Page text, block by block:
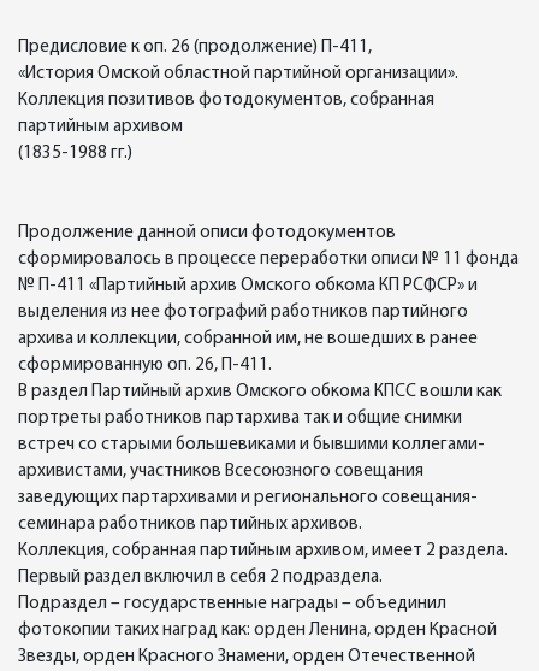
Предисловие к оп. 26 (продолжение) П-411,
«История Омской областной партийной организации».
Коллекция позитивов фотодокументов, собранная
партийным архивом
(1835-1988 гг.)
Продолжение данной описи фотодокументов
сформировалось в процессе переработки описи № 11 фонда
№ П-411 «Партийный архив Омского обкома КП РСФСР» и
выделения из нее фотографий работников партийного
архива и коллекции, собранной им, не вошедших в ранее
сформированную оп. 26, П-411.
В раздел Партийный архив Омского обкома КПСС вошли как
портреты работников партархива так и общие снимки
встреч со старыми большевиками и бывшими коллегами-
архивистами, участников Всесоюзного совещания
заведующих партархивами и регионального совещания-
семинара работников партийных архивов.
Коллекция, собранная партийным архивом, имеет 2 раздела.
Первый раздел включил в себя 2 подраздела.
Подраздел – государственные награды – объединил
фотокопии таких наград как: орден Ленина, орден Красной
Звезды, орден Красного Знамени, орден Отечественной